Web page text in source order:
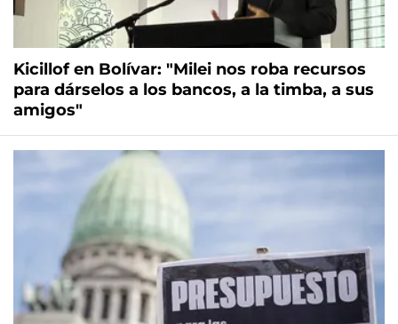
Kicillof en Bolívar: "Milei nos roba recursos
para dárselos a los bancos, a la timba, a sus
amigos"